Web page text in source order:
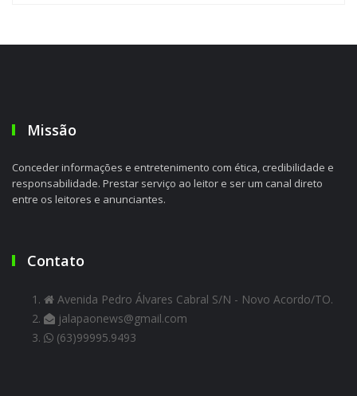
Missão
Conceder informações e entretenimento com ética, credibilidade e
responsabilidade. Prestar serviço ao leitor e ser um canal direto
entre os leitores e anunciantes.
Contato
Avenida Pedro Álvares Cabral S/N - Novo Acordo/TO.
jalapaonews@gmail.com
(63)99995.9493